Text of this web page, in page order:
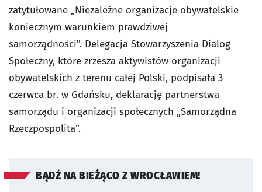
zatytułowane „Niezależne organizacje obywatelskie
koniecznym warunkiem prawdziwej
samorządności". Delegacja Stowarzyszenia Dialog
Społeczny, które zrzesza aktywistów organizacji
obywatelskich z terenu całej Polski, podpisała 3
czerwca br. w Gdańsku, deklarację partnerstwa
samorządu i organizacji społecznych „Samorządna
Rzeczpospolita”.
BĄDŹ NA BIEŻĄCO Z WROCŁAWIEM!